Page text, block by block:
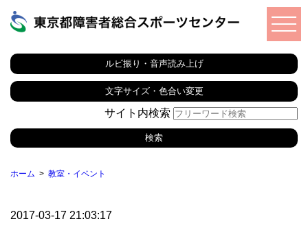
ルビ振り・音声読み上げ
文字サイズ・色合い変更
サイト内検索
ホーム 教室・イベント
2017-03-17 21:03:17